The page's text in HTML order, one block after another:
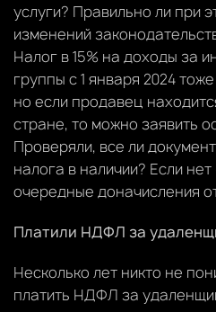
услуги? Правильно ли при
изменений
Налог в 15% на доходы за
группы с 1 января 2024
но если продавец
стране, то можно заявить
Проверяли, все ли
налога в наличии? Если
очередные доначисления
Платили НДФЛ за
Несколько лет никто не
платить НДФЛ за